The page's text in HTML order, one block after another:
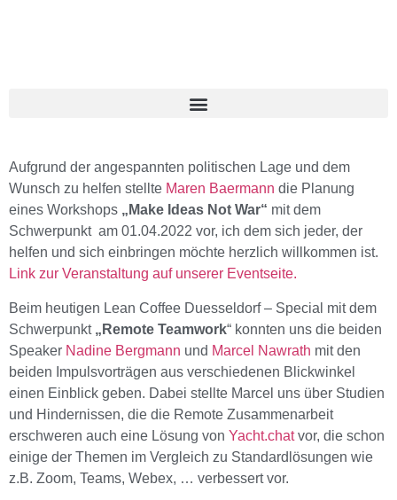
Aufgrund der angespannten politischen Lage und dem
Wunsch zu helfen stellte Maren Baermann die Planung
eines Workshops „Make Ideas Not War“ mit dem
Schwerpunkt am 01.04.2022 vor, ich dem sich jeder, der
helfen und sich einbringen möchte herzlich willkommen ist.
Link zur Veranstaltung auf unserer Eventseite.
Beim heutigen Lean Coffee Duesseldorf – Special mit dem
Schwerpunkt „Remote Teamwork“ konnten uns die beiden
Speaker Nadine Bergmann und Marcel Nawrath mit den
beiden Impulsvorträgen aus verschiedenen Blickwinkel
einen Einblick geben. Dabei stellte Marcel uns über Studien
und Hindernissen, die die Remote Zusammenarbeit
erschweren auch eine Lösung von Yacht.chatvor, die schon
einige der Themen im Vergleich zu Standardlösungen wie
z.B. Zoom, Teams, Webex, … verbessert vor.